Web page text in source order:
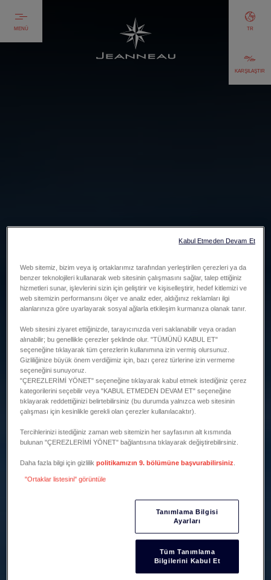
MENÜ
KARŞILAŞTIR
TR
Web sitemiz, bizim veya iş ortaklarımız tarafından yerleştirilen çerezleri ya da
benzer teknolojileri kullanarak web sitesinin çalışmasını sağlar, talep ettiğiniz
hizmetleri sunar, işlevlerini sizin için geliştirir ve kişiselleştirir, hedef kitlemizi ve
web sitemizin performansını ölçer ve analiz eder, aldığınız reklamları ilgi
alanlarınıza göre uyarlayarak sosyal ağlarla etkileşim kurmanıza olanak tanır.
Web sitesini ziyaret ettiğinizde, tarayıcınızda veri saklanabilir veya oradan
alınabilir; bu genellikle çerezler şeklinde olur. "TÜMÜNÜ KABUL ET"
seçeneğine tıklayarak tüm çerezlerin kullanımına izin vermiş olursunuz.
Gizliliğinize büyük önem verdiğimiz için, bazı çerez türlerine izin vermeme
seçeneğini sunuyoruz.
"ÇEREZLERİMİ YÖNET" seçeneğine tıklayarak kabul etmek istediğiniz çerez
kategorilerini seçebilir veya "KABUL ETMEDEN DEVAM ET" seçeneğine
tıklayarak reddettiğinizi belirtebilirsiniz (bu durumda yalnızca web sitesinin
çalışması için kesinlikle gerekli olan çerezler kullanılacaktır).
Tercihlerinizi istediğiniz zaman web sitemizin her sayfasının alt kısmında
bulunan "ÇEREZLERİMİ YÖNET" bağlantısına tıklayarak değiştirebilirsiniz.
Daha fazla bilgi için gizlilikpolitikamızın 9. bölümüne başvurabilirsiniz
"Ortaklar listesini" görüntüle
Tanımlama Bilgisi
Ayarları
Tüm Tanımlama
Bilgilerini Kabul Et
Kabul Etmeden Devam Et